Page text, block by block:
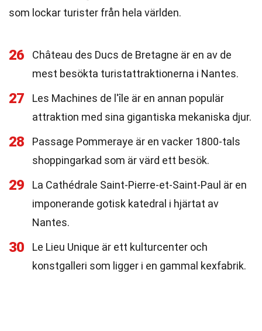
som lockar turister från hela världen.
26
Château des Ducs de Bretagne är en av de
mest besökta turistattraktionerna i Nantes.
27
Les Machines de l'île är en annan populär
attraktion med sina gigantiska mekaniska djur.
28
Passage Pommeraye är en vacker 1800-tals
shoppingarkad som är värd ett besök.
29
La Cathédrale Saint-Pierre-et-Saint-Paul är en
imponerande gotisk katedral i hjärtat av
Nantes.
30
Le Lieu Unique är ett kulturcenter och
konstgalleri som ligger i en gammal kexfabrik.